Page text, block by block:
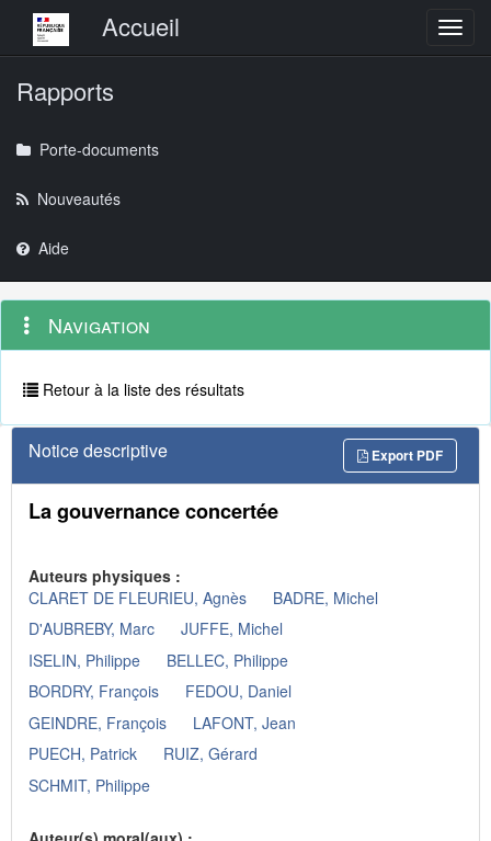
Menu principalAccueil
Rapports
Porte-documents
Nouveautés
Aide
Navigation
outils
Menu
contextuel
Navigation
Retour à la liste des résultats
Notice descriptive Export PDF
La gouvernance concertée
Auteurs physiques :
CLARET DE FLEURIEU, Agnès
BADRE, Michel
D'AUBREBY, Marc
JUFFE, Michel
ISELIN, Philippe
BELLEC, Philippe
BORDRY, François
FEDOU, Daniel
GEINDRE, François
LAFONT, Jean
PUECH, Patrick
RUIZ, Gérard
SCHMIT, Philippe